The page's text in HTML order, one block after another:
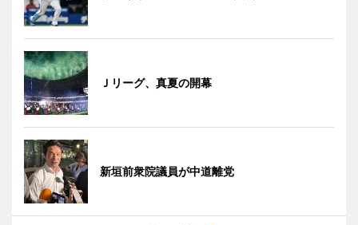
Ｊリーグ、真夏の開幕
新垣前衆院議員が中道離党